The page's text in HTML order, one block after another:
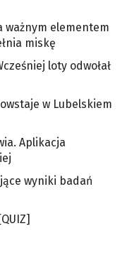
ważnym elementem
miskę
loty odwołał
w Lubelskiem
Aplikacja
wyniki badań